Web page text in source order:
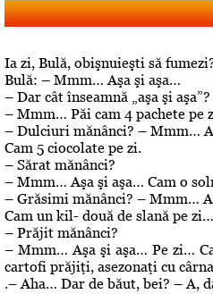
Ia zi, Bulă, obişnuieşti să
Bulă: – Mmm… Aşa şi aşa…
– Dar cât înseamnă „aşa şi aşa”?
– Mmm… Păi cam 4 pachete pe
– Dulciuri mănânci? – Mmm…
Cam 5 ciocolate pe zi.
– Sărat mănânci?
– Mmm… Aşa şi aşa… Cam o
– Grăsimi mănânci? – Mmm…
Cam un kil- două de slană pe zi…
– Prăjit mănânci?
– Mmm… Aşa şi aşa… Pe zi…
cartofi prăjiţi, asezonaţi cu
.– Aha… Dar de băut, bei? – A,